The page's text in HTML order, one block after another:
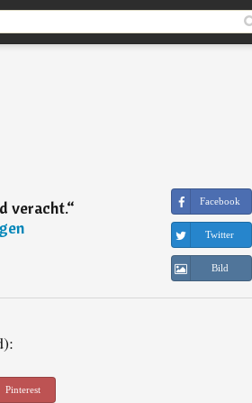
veracht.“
Facebook
Twitter
Bild
Pinterest